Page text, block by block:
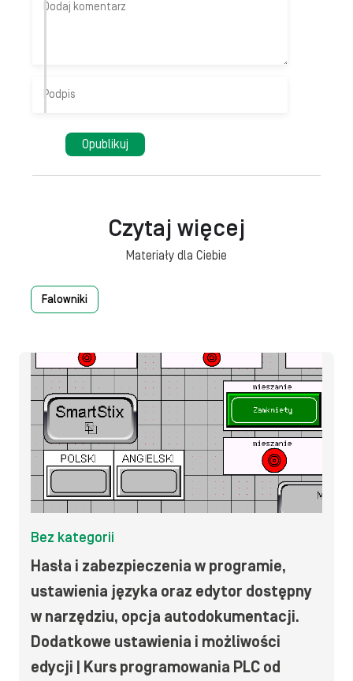
Czytaj więcej
Materiały dla Ciebie
Falowniki
Bez kategorii
Hasła i zabezpieczenia w programie,
ustawienia języka oraz edytor dostępny
w narzędziu, opcja autodokumentacji.
Dodatkowe ustawienia i możliwości
edycji | Kurs programowania PLC od